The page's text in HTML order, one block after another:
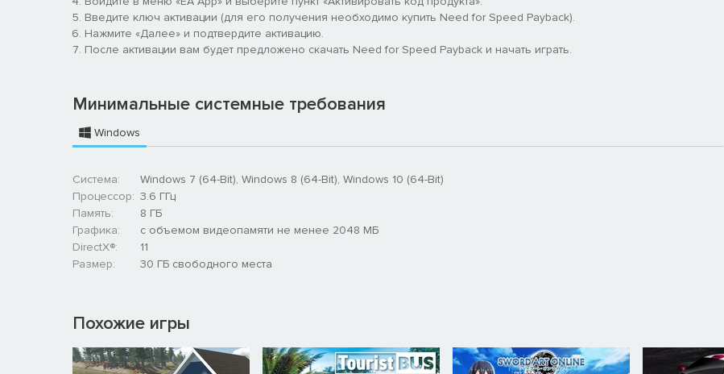
Введите ключ активации (для его получения необходимо купить Need for Speed Payback).
Нажмите «Далее» и подтвердите активацию.
После активации вам будет предложено скачать Need for Speed Payback и начать играть.
Минимальные системные требования
Windows
Система:
Windows 7 (64-Bit), Windows 8 (64-Bit), Windows 10 (64-Bit)
Процессор: 3.6 ГГц
Память:
8 ГБ
Графика:
с объемом видеопамяти не менее 2048 МБ
DirectX®:
11
Размер:
30 ГБ свободного места
Похожие игры